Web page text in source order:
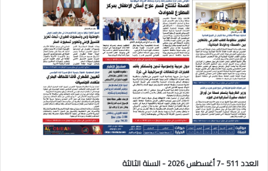
العدد 511 -7 أغسطس 2026 - السنة الثالثة